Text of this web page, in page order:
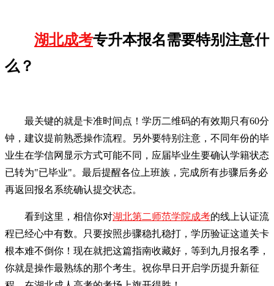
湖北成考专升本报名需要特别注意什
么？
最关键的就是卡准时间点！学历二维码的有效期只有60分
钟，建议提前熟悉操作流程。另外要特别注意，不同年份的毕
业生在学信网显示方式可能不同，应届毕业生要确认学籍状态
已转为"已毕业"。最后提醒各位上班族，完成所有步骤后务必
再返回报名系统确认提交状态。
看到这里，相信你对湖北第二师范学院成考的线上认证流
程已经心中有数。只要按照步骤稳扎稳打，学历验证这道关卡
根本难不倒你！现在就把这篇指南收藏好，等到九月报名季，
你就是操作最熟练的那个考生。祝你早日开启学历提升新征